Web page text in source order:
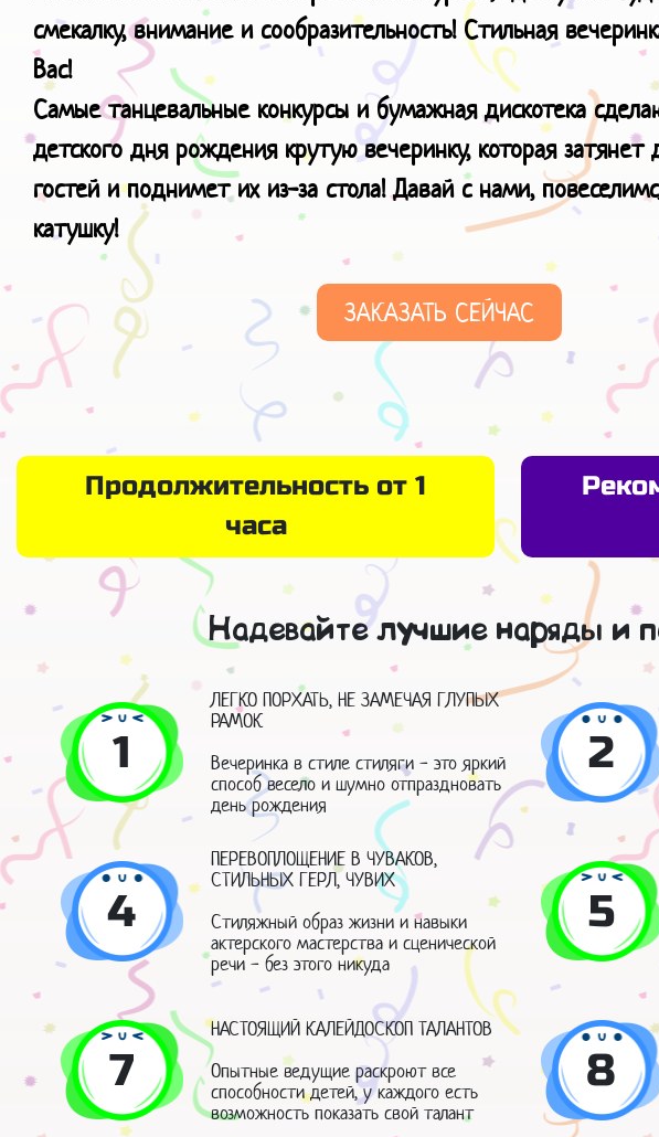
смекалку, внимание и сообразительность! Стильная
Вас!
Самые танцевальные конкурсы и бумажная дискотека
детского дня рождения крутую вечеринку, которая затянет
гостей и поднимет их из-за стола! Давай с нами,
катушку!
ЗАКАЗАТЬ СЕЙЧАС
Продолжительность от 1
часа
Надевайте лучшие наряды и
1
ЛЕГКО ПОРХАТЬ, НЕ ЗАМЕЧАЯ ГЛУПЫХ
РАМОК
Вечеринка в стиле стиляги - это яркий
способ весело и шумно отпраздновать
день рождения
2
4
ПЕРЕВОПЛОЩЕНИЕ В ЧУВАКОВ,
СТИЛЬНЫХ ГЕРЛ, ЧУВИХ
Стиляжный образ жизни и навыки
актерского мастерства и сценической
речи - без этого никуда
5
7
НАСТОЯЩИЙ КАЛЕЙДОСКОП ТАЛАНТОВ
Опытные ведущие раскроют все
способности детей, у каждого есть
возможность показать свой талант
8